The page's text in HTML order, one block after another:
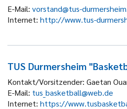
E-Mail: vorstand@tus-
Internet: http://www.tus-
TUS Durmersheim
Kontakt/Vorsitzender: Gaetan
E-Mail: tus_basketball@web.de
Internet: https://